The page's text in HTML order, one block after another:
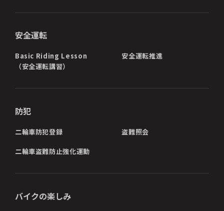
安全運転
Basic Riding Lesson
（安全運転講習）
安全運転推進
防犯
二輪車防犯登録 盗難照会
二輪車盗難防止強化運動
バイクの楽しみ